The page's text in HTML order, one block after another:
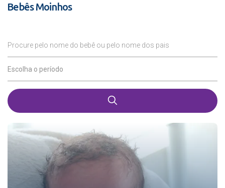
Bebês Moinhos
Procure pelo nome do bebê ou pelo nome dos pais
Escolha o período